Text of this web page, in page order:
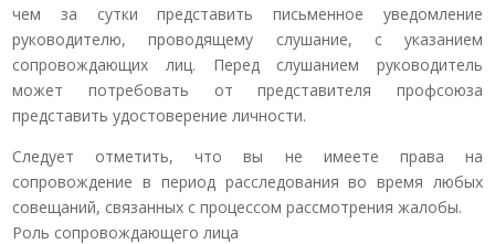
чем за сутки представить письменное уведомление
руководителю, проводящему слушание, с указанием
сопровождающих лиц. Перед слушанием руководитель
может потребовать от представителя профсоюза
представить удостоверение личности.
Следует отметить, что вы не имеете права на
сопровождение в период расследования во время любых
совещаний, связанных с процессом рассмотрения жалобы.
Роль сопровождающего лица